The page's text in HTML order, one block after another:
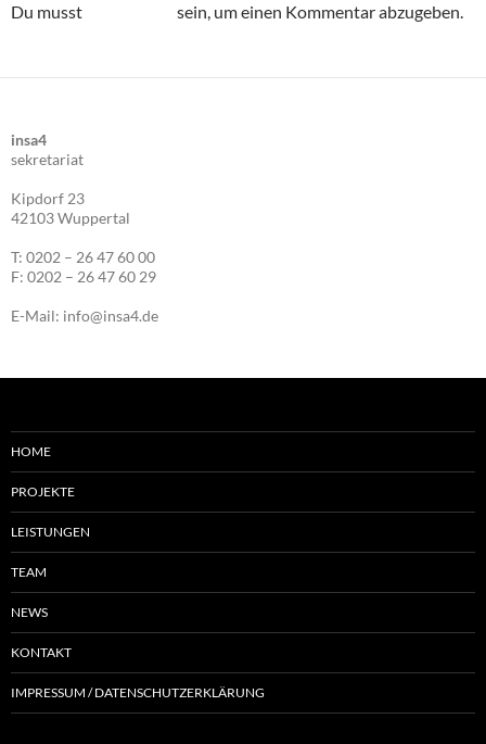
Du musst sein, um einen Kommentar abzugeben.
insa4
sekretariat
Kipdorf 23
42103 Wuppertal
T: 0202 – 26 47 60 00
F: 0202 – 26 47 60 29
E-Mail: info@insa4.de
HOME
PROJEKTE
LEISTUNGEN
TEAM
NEWS
KONTAKT
IMPRESSUM / DATENSCHUTZERKLÄRUNG